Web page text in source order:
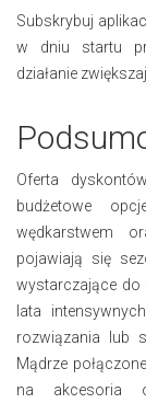
Subskrybuj
w dniu startu
działanie
Oferta
budżetowe
wędkarstwem
pojawiają się
wystarczające do
lata
rozwiązania lub
Mądrze
na akcesoria